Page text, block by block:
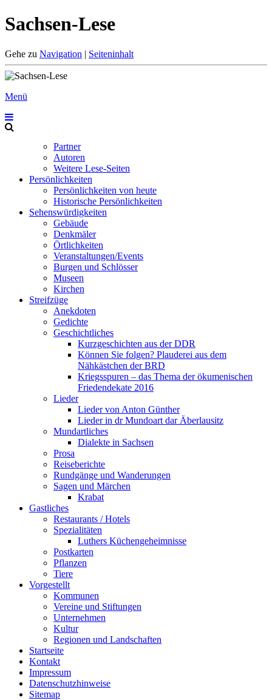
Sachsen-Lese
Gehe zu Navigation | Seiteninhalt
Menü
Partner
Autoren
Weitere Lese-Seiten
Persönlichkeiten
Persönlichkeiten von heute
Historische Persönlichkeiten
Sehenswürdigkeiten
Gebäude
Denkmäler
Örtlichkeiten
Veranstaltungen/Events
Burgen und Schlösser
Museen
Kirchen
Streifzüge
Anekdoten
Gedichte
Geschichtliches
Kurzgeschichten aus der DDR
Können Sie folgen? Plauderei aus dem
Nähkästchen der BRD
Kriegsspuren – das Thema der ökumenischen
Friedendekate 2016
Lieder
Lieder von Anton Günther
Lieder in dr Mundoart dar Äberlausitz
Mundartliches
Dialekte in Sachsen
Prosa
Reiseberichte
Rundgänge und Wanderungen
Sagen und Märchen
Krabat
Gastliches
Restaurants / Hotels
Spezialitäten
Luthers Küchengeheimnisse
Postkarten
Pflanzen
Tiere
Vorgestellt
Kommunen
Vereine und Stiftungen
Unternehmen
Kultur
Regionen und Landschaften
Startseite
Kontakt
Impressum
Datenschutzhinweise
Sitemap